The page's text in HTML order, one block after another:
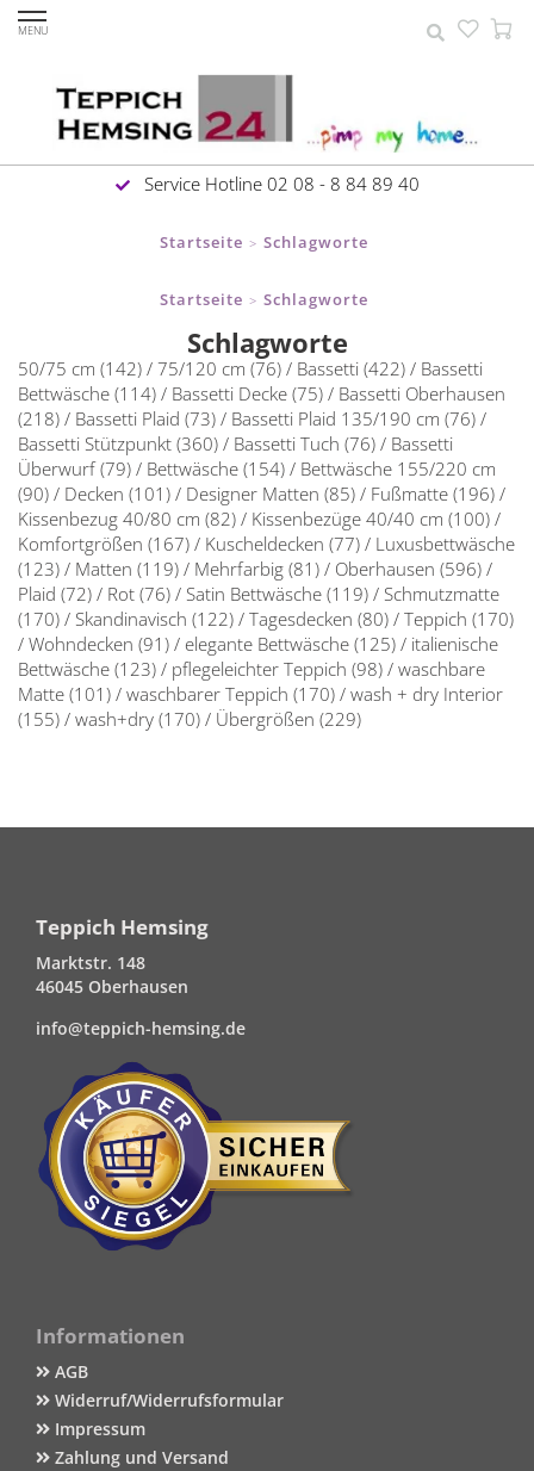
MENU
Service Hotline 02 08 - 8 84 89 40
Startseite > Schlagworte
Startseite > Schlagworte
Schlagworte
50/75 cm (142) / 75/120 cm (76) / Bassetti (422) / Bassetti
Bettwäsche (114) / Bassetti Decke (75) / Bassetti Oberhausen
(218) / Bassetti Plaid (73) / Bassetti Plaid 135/190 cm (76) /
Bassetti Stützpunkt (360) / Bassetti Tuch (76) / Bassetti
Überwurf(79) / Bettwäsche (154) / Bettwäsche 155/220 cm
(90) / Decken (101) / Designer Matten (85) / Fußmatte (196) /
Kissenbezug 40/80 cm (82) / Kissenbezüge 40/40 cm (100) /
Komfortgrößen (167) / Kuscheldecken (77) / Luxusbettwäsche
(123) / Matten (119) / Mehrfarbig (81) / Oberhausen (596) /
Plaid (72) / Rot (76) / Satin Bettwäsche (119) / Schmutzmatte
(170) / Skandinavisch (122) / Tagesdecken (80) / Teppich (170)
/ Wohndecken (91) / elegante Bettwäsche (125) / italienische
Bettwäsche (123) / pflegeleichter Teppich (98) / waschbare
Matte (101) / waschbarer Teppich (170) / wash + dry Interior
(155) / wash+dry (170) / Übergrößen (229)
Teppich Hemsing
Marktstr. 148
46045 Oberhausen
info@teppich-hemsing.de
Informationen
AGB
Widerruf/Widerrufsformular
Impressum
Zahlung und Versand